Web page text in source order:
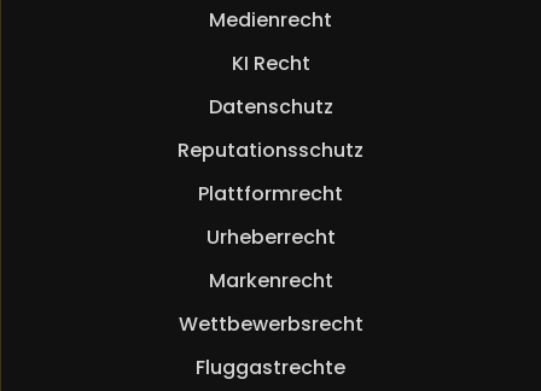
Medienrecht
KI Recht
Datenschutz
Reputationsschutz
Plattformrecht
Urheberrecht
Markenrecht
Wettbewerbsrecht
Fluggastrechte